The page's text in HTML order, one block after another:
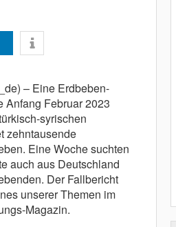
– Eine Erdbeben-
Anfang Februar 2023
syrischen
zehntausende
Eine Woche suchten
auch aus Deutschland
Der Fallbericht
unserer Themen im
Magazin.